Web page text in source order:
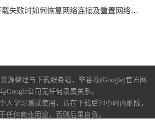
败时如何恢复网络连接及重置网络设置教程
源整理与下载服务站，非谷歌(Google)官方网
Google公司无任何隶属关系。
人学习测试使用，请在下载后24小时内删除，
任何商业用途，否则后果自负。